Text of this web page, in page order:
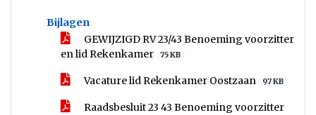
Bijlagen
GEWIJZIGD RV 23/43 Benoeming voorzitter
en lid Rekenkamer
75 KB
Vacature lid Rekenkamer Oostzaan 97 KB
Raadsbesluit 23 43 Benoeming voorzitter